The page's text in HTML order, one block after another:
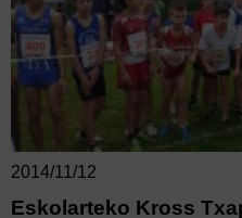
2014/11/12
Eskolarteko Kross